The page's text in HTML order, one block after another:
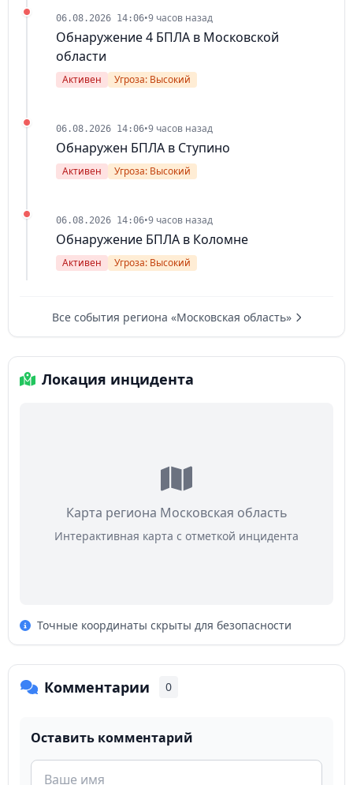
06.08.2026 14:06•9 часов назад
Обнаружение 4 БПЛА в Московской
области
Активен Угроза: Высокий
06.08.2026 14:06•9 часов назад
Обнаружен БПЛА в Ступино
Активен Угроза: Высокий
06.08.2026 14:06•9 часов назад
Обнаружение БПЛА в Коломне
Активен Угроза: Высокий
Все события региона «Московская область»
Локация инцидента
Карта региона Московская область
Интерактивная карта с отметкой инцидента
Точные координаты скрыты для безопасности
Комментарии 0
Оставить комментарий